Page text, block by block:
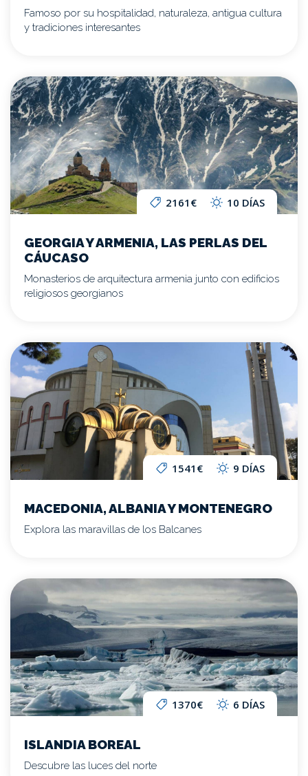
Famoso por su hospitalidad, naturaleza, antigua cultura
y tradiciones interesantes
2161€ 10 DÍAS
GEORGIA Y ARMENIA, LAS PERLAS DEL
CÁUCASO
Monasterios de arquitectura armenia junto con edificios
religiosos georgianos
1541€ 9 DÍAS
MACEDONIA, ALBANIA Y MONTENEGRO
Explora las maravillas de los Balcanes
1370€ 6 DÍAS
ISLANDIA BOREAL
Descubre las luces del norte